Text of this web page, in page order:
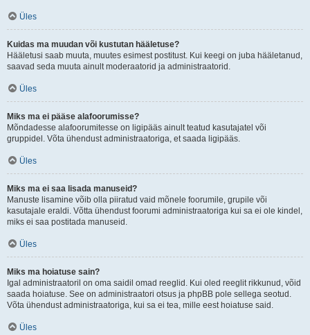
Üles
Kuidas ma muudan või kustutan hääletuse?
Hääletusi saab muuta, muutes esimest postitust. Kui keegi on juba hääletanud,
saavad seda muuta ainult moderaatorid ja administraatorid.
Üles
Miks ma ei pääse alafoorumisse?
Mõndadesse alafoorumitesse on ligipääs ainult teatud kasutajatel või
gruppidel. Võta ühendust administraatoriga, et saada ligipääs.
Üles
Miks ma ei saa lisada manuseid?
Manuste lisamine võib olla piiratud vaid mõnele foorumile, grupile või
kasutajale eraldi. Võtta ühendust foorumi administraatoriga kui sa ei ole kindel,
miks ei saa postitada manuseid.
Üles
Miks ma hoiatuse sain?
Igal administraatoril on oma saidil omad reeglid. Kui oled reeglit rikkunud, võid
saada hoiatuse. See on administraatori otsus ja phpBB pole sellega seotud.
Võta ühendust administraatoriga, kui sa ei tea, mille eest hoiatuse said.
Üles